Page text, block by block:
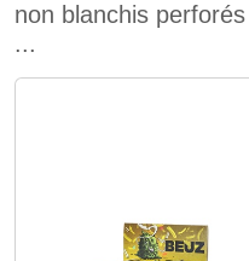
non blanchis
...